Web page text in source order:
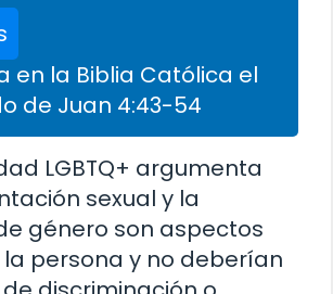
en la Biblia Católica el
de Juan 4:43-54
LGBTQ+ argumenta
sexual y la
género son aspectos
persona y no deberían